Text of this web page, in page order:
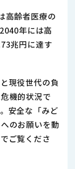
高齢者医療の
年には高
兆円に達す
現役世代の負
機的状況で
安全な「みど
のお願いを動
ご覧くださ